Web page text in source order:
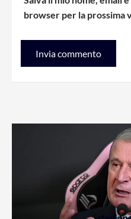
browser per la prossima